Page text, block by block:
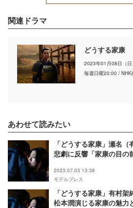
関連ドラマ
どうする家康
2023年01月08日（日
毎週日曜20:00 / NHK
あわせて読みたい
「どうする家康」瀬名
悲劇に反響「家康の目の
2023.07.03 13:38
モデルプレス
「どうする家康」有村架
松本潤演じる家康の魅力